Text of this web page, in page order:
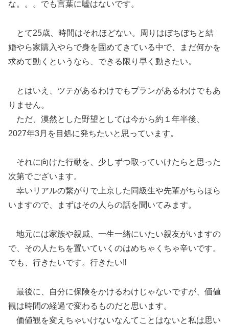
な。。。でも言葉に嘘はないです。
とて25歳、時間はそれほどない。周りはぼちぼちと結
婚やら家購入やらで身を固めてきている中で、まだ何かを
求めて動くというなら、できる限り早く動きたい。
とはいえ、ツテがあるわけでもプランがあるわけでもあ
りません。
ただ、漠然とした野望としては今から約１年半後、
2027年3月を目処に発ちたいと思っています。
それに向けた行動を、少しずつ取っていけたらと思った
次第でございます。
幸いリアルの繋がりで上京した同級生や先輩がちらほら
いますので、まずはその人らの話を聞いてみます。
地元には家族や親戚、一生一緒にいたい親友がいますの
で、その人たちを置いていくのはめちゃくちゃ辛いです。
でも、行きたいです。行きたい‼️
最後に、自分に保険をかけるわけじゃないですが、価値
観は時間の経過で変わるものだと思います。
価値観を変えちゃいけないなんてことはないと私は思い